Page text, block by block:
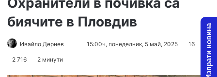
биячите в Пловдив
Ивайло Дернев
Follow
Send15:00ч, понеделник, 5 май, 2025 16
2 716 2 минути Изпрати новина